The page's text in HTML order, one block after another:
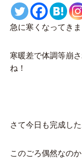
急に寒くなってき
寒暖差で体調等崩
ね！
さて今日も完成し
このごろ偶然なの